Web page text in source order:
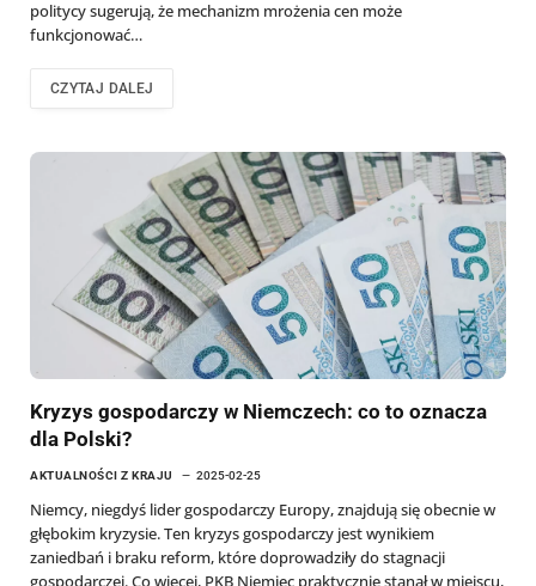
politycy sugerują, że mechanizm mrożenia cen może
funkcjonować…
CZYTAJ DALEJ
Kryzys gospodarczy w Niemczech: co to oznacza
dla Polski?
AKTUALNOŚCI Z KRAJU 2025-02-25
Niemcy, niegdyś lider gospodarczy Europy, znajdują się obecnie w
głębokim kryzysie. Ten kryzys gospodarczy jest wynikiem
zaniedbań i braku reform, które doprowadziły do stagnacji
gospodarczej. Co więcej, PKB Niemiec praktycznie stanął w miejscu,